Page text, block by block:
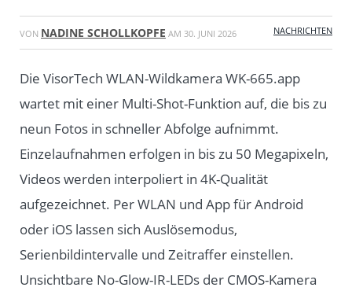
VON NADINE SCHOLLKOPFE AM 30. JUNI 2026 NACHRICHTEN
Die VisorTech WLAN-Wildkamera WK-665.app
wartet mit einer Multi-Shot-Funktion auf, die bis zu
neun Fotos in schneller Abfolge aufnimmt.
Einzelaufnahmen erfolgen in bis zu 50 Megapixeln,
Videos werden interpoliert in 4K-Qualität
aufgezeichnet. Per WLAN und App für Android
oder iOS lassen sich Auslösemodus,
Serienbildintervalle und Zeitraffer einstellen.
Unsichtbare No-Glow-IR-LEDs der CMOS-Kamera